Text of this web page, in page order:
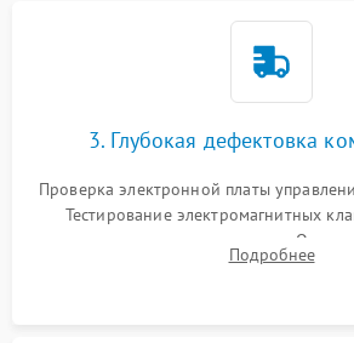
3. Глубокая дефектовка
Проверка электронной платы
Тестирование электромагнитных
температуры и расходомера. Оценка
жерновов кофемолки, уплотнительных
Подробнее